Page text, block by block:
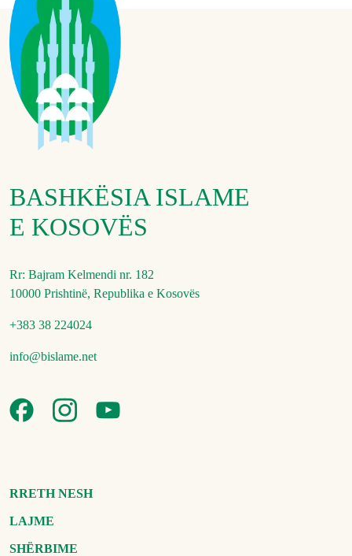
BASHKËSIA ISLAME
E KOSOVËS
Rr: Bajram Kelmendi nr. 182
10000 Prishtinë, Republika e Kosovës
+383 38 224024
info@bislame.net
RRETH NESH
LAJME
SHËRBIME